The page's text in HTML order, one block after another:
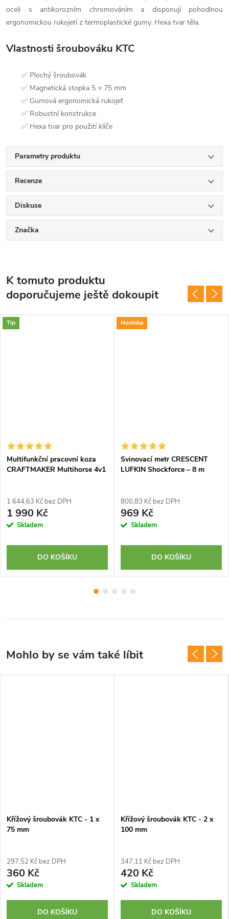
oceli s antikorozním chromováním a disponují pohodlnou
ergonomickou rukojetí z termoplastické gumy. Hexa tvar těla.
Vlastnosti šroubováku KTC
✅ Plochý šroubovák
✅ Magnetická stopka 5 × 75 mm
✅ Gumová ergonomická rukojeť
✅ Robustní konstrukce
✅ Hexa tvar pro použití klíče
Parametry produktu
Recenze
Diskuse
Značka
K tomuto produktu
doporučujeme ještě dokoupit
Tip
Multifunkční pracovní koza
CRAFTMAKER Multihorse 4v1
1 644,63 Kč bez DPH
1 990 Kč
Skladem
DO KOŠÍKU
Novinka
Svinovací metr CRESCENT
LUFKIN Shockforce – 8 m
800,83 Kč bez DPH
969 Kč
Skladem
DO KOŠÍKU
Křížový šroubovák KTC - 1 x
75 mm
297,52 Kč bez DPH
360 Kč
Skladem
DO KOŠÍKU
Křížový šroubovák KTC - 2 x
100 mm
347,11 Kč bez DPH
420 Kč
Skladem
DO KOŠÍKU